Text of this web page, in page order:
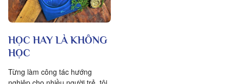
HỌC HAY LÀ KHÔNG
HỌC
Từng làm công tác hướng